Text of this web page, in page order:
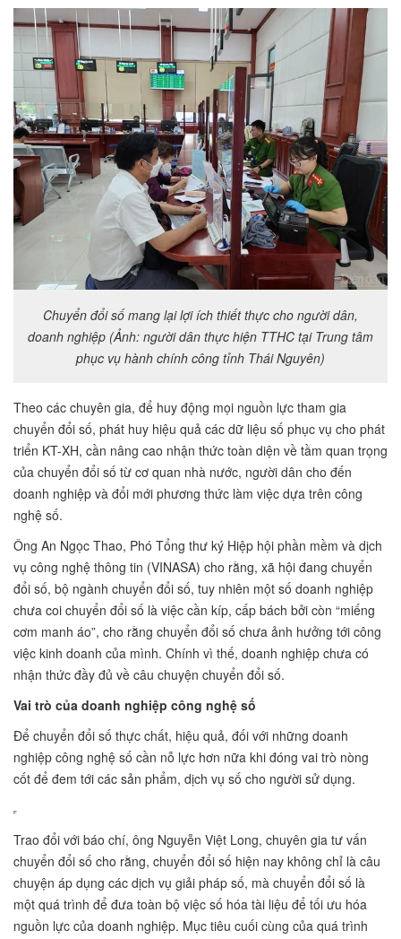
Chuyển đổi số mang lại lợi ích thiết thực cho người dân,
doanh nghiệp (Ảnh: người dân thực hiện TTHC tại Trung tâm
phục vụ hành chính công tỉnh Thái Nguyên)
Theo các chuyên gia, để huy động mọi nguồn lực tham gia
chuyển đổi số, phát huy hiệu quả các dữ liệu số phục vụ cho phát
triển KT-XH, cần nâng cao nhận thức toàn diện về tầm quan trọng
của chuyển đổi số từ cơ quan nhà nước, người dân cho đến
doanh nghiệp và đổi mới phương thức làm việc dựa trên công
nghệ số.
Ông An Ngọc Thao, Phó Tổng thư ký Hiệp hội phần mềm và dịch
vụ công nghệ thông tin (VINASA) cho rằng, xã hội đang chuyển
đổi số, bộ ngành chuyển đổi số, tuy nhiên một số doanh nghiệp
chưa coi chuyển đổi số là việc cần kíp, cấp bách bởi còn “miếng
cơm manh áo”, cho rằng chuyển đổi số chưa ảnh hưởng tới công
việc kinh doanh của mình. Chính vì thế, doanh nghiệp chưa có
nhận thức đầy đủ về câu chuyện chuyển đổi số.
Vai trò của doanh nghiệp công nghệ số
Để chuyển đổi số thực chất, hiệu quả, đối với những doanh
nghiệp công nghệ số cần nỗ lực hơn nữa khi đóng vai trò nòng
cốt để đem tới các sản phẩm, dịch vụ số cho người sử dụng.
Trao đổi với báo chí, ông Nguyễn Việt Long, chuyên gia tư vấn
chuyển đổi số cho rằng, chuyển đổi số hiện nay không chỉ là câu
chuyện áp dụng các dịch vụ giải pháp số, mà chuyển đổi số là
một quá trình để đưa toàn bộ việc số hóa tài liệu để tối ưu hóa
nguồn lực của doanh nghiệp. Mục tiêu cuối cùng của quá trình